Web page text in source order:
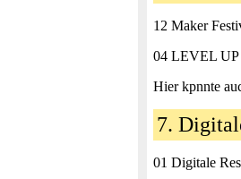
12 Maker
04 LEVEL UP
Hier kpnnte
7.
01 Digitale